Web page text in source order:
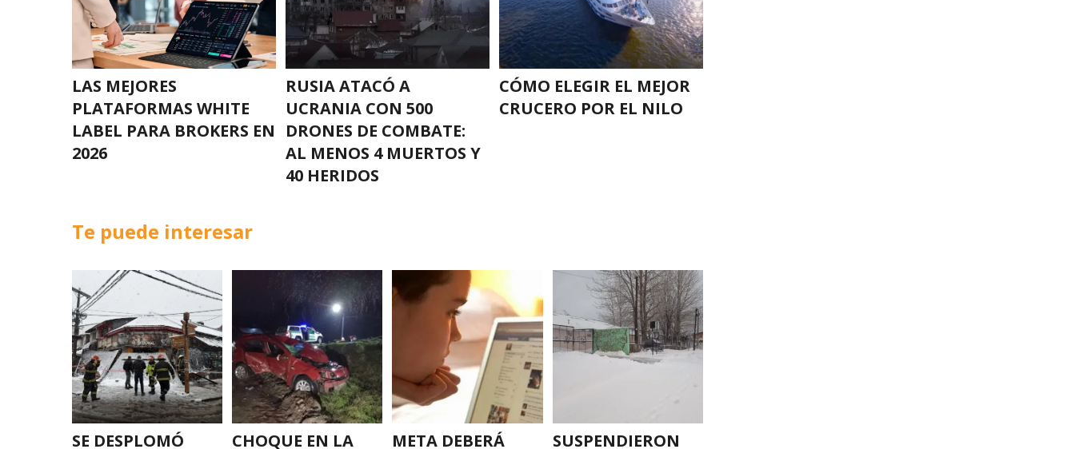
LAS MEJORES
PLATAFORMAS WHITE
LABEL PARA BROKERS EN
2026
RUSIA ATACÓ A
UCRANIA CON 500
DRONES DE COMBATE:
AL MENOS 4 MUERTOS Y
40 HERIDOS
CÓMO ELEGIR EL MEJOR
CRUCERO POR EL NILO
Te puede interesar
SE DESPLOMÓ CHOQUE EN LA META DEBERÁ SUSPENDIERON